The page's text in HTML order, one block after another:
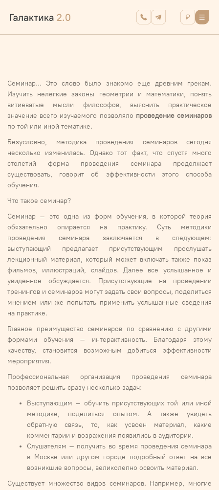
Семинар... Это слово было знакомо еще древним грекам.
Изучить нелегкие законы геометрии и математики, понять
витиеватые мысли философов, выяснить практическое
значение всего изучаемого позволяло проведение семинаров
по той или иной тематике.
Безусловно, методика проведения семинаров сегодня
несколько изменилась. Однако тот факт, что спустя много
столетий форма проведения семинара продолжает
существовать, говорит об эффективности этого способа
обучения.
Что такое семинар?
Семинар – это одна из форм обучения, в которой теория
обязательно опирается на практику. Суть методики
проведения семинара заключается в следующем:
выступающий предлагает присутствующим прослушать
лекционный материал, который может включать также показ
фильмов, иллюстраций, слайдов. Далее все услышанное и
увиденное обсуждается. Присутствующие на проведении
тренингов и семинаров могут задать свои вопросы, поделиться
мнением или же попытать применить услышанные сведения
на практике.
Главное преимущество семинаров по сравнению с другими
формами обучения – интерактивность. Благодаря этому
качеству, становится возможным добиться эффективности
мероприятия.
Профессиональная организация проведения семинара
позволяет решить сразу несколько задач:
Выступающим – обучить присутствующих той или иной
методике, поделиться опытом. А также увидеть
обратную связь, то, как усвоен материал, какие
комментарии и возражения появились в аудитории.
Слушателям – получить во время проведения семинара
в Москве или другом городе подробный ответ на все
возникшие вопросы, великолепно освоить материал.
Существует множество видов семинаров. Например, многие